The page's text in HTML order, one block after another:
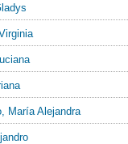
María Alejandra